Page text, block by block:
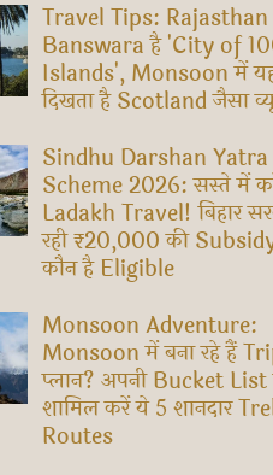
Travel Tips: Rajasthan
Banswara है 'City of
Islands', Monsoon में
दिखता है Scotland जैसा
Sindhu Darshan Yatra
Scheme 2026: सस्ते में
Ladakh Travel! बिहार
रही ₹20,000 की
कौन है Eligible
Monsoon Adventure:
Monsoon में बना रहे हैं
प्लान? अपनी Bucket
शामिल करें ये 5 शानदार
Routes